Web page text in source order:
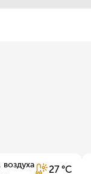
27 °C